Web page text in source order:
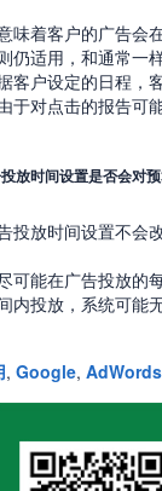
味着客户的广告会
仍适用，和通常一
客户设定的日程，
于对点击的报告可
放时间设置是否会对
投放时间设置不会
可能在广告投放的
内投放，系统可能
, Google, AdWords